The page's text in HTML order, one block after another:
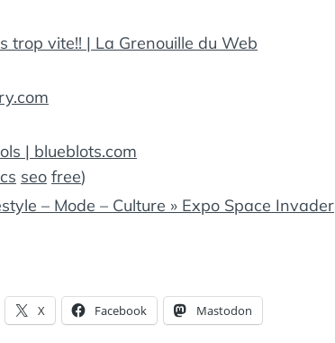
trop vite!! | La Grenouille du Web
| blueblots.com
seo free)
– Mode – Culture » Expo Space Invader
X Facebook Mastodon